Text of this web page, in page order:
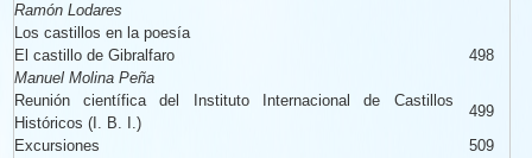
Ramón Lodares
Los castillos en la poesía
El castillo de Gibralfaro
Manuel Molina Peña
498
Reunión científica del Instituto Internacional de Castillos
Históricos (I. B. I.)
499
Excursiones
509